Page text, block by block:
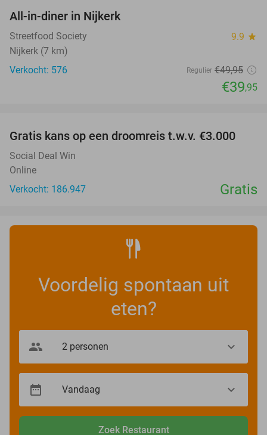
All-in-diner in Nijkerk
Streetfood Society 9.9 star
Nijkerk (7 km)
Verkocht: 576
Regulier €49,95
€39,95
Gratis kans op een droomreis t.w.v. €3.000
Social Deal Win
Online
Verkocht: 186.947
Gratis
Voordelig spontaan uit
eten?
Zoek Restaurant